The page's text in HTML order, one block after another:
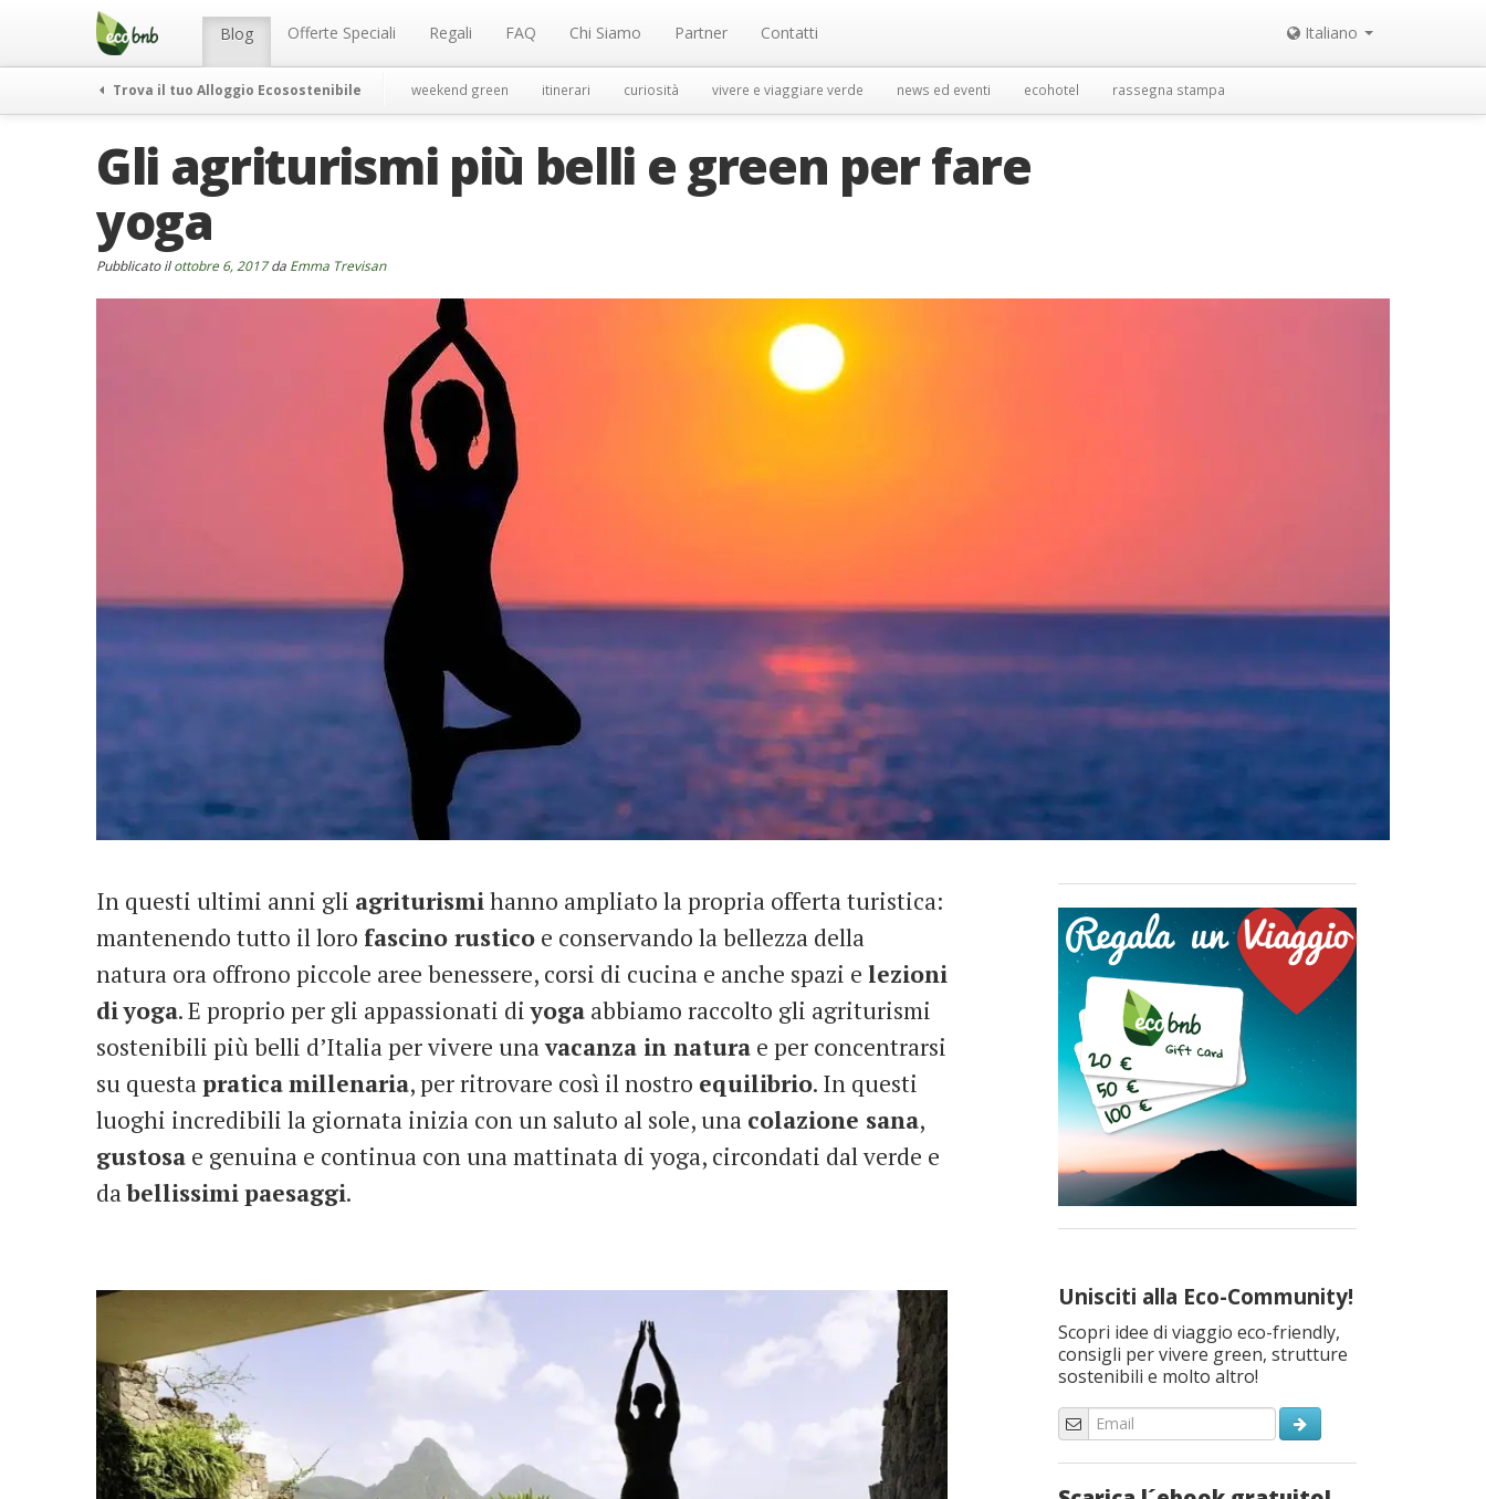
Menu Blog Offerte Speciali Regali FAQ Chi Siamo Partner Contatti Italiano
Trova il tuo Alloggio Ecosostenibile weekend green itinerari curiosità vivere e viaggiare verde news ed eventi ecohotel rassegna stampa
Gli agriturismi più belli e green per fare
yoga
Pubblicato ilottobre 6, 2017da Emma Trevisan
In questi ultimi anni gli agriturismihanno ampliato la propria offerta turistica:
mantenendo tutto il loro fascino rustico e conservando la bellezza della
natura ora offrono piccole aree benessere, corsi di cucina e anche spazi e lezioni
diyoga. E proprio per gli appassionati diyoga abbiamo raccolto gli agriturismi
sostenibili più belli d’Italia per vivere unavacanza in natura e per concentrarsi
su questapraticamillenaria, per ritrovare così il nostro equilibrio. In questi
luoghi incredibili la giornata inizia con un saluto al sole, una colazione sana,
gustosa e genuina e continua con una mattinata di yoga, circondati dal verde e
dabellissimipaesaggi.
Unisciti alla Eco-Community!
Scopri idee di viaggio eco-friendly,
consigli per vivere green, strutture
sostenibili e molto altro!